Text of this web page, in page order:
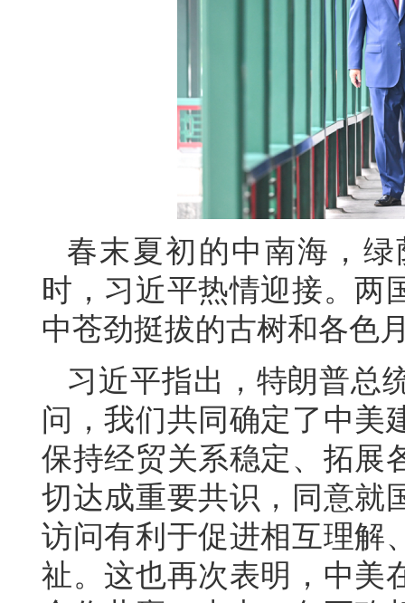
春末夏初的中南海，
时，习近平热情迎接。两
中苍劲挺拔的古树和各色
习近平指出，特朗普总
问，我们共同确定了中美
保持经贸关系稳定、拓展
切达成重要共识，同意就
访问有利于促进相互理解
祉。这也再次表明，中美